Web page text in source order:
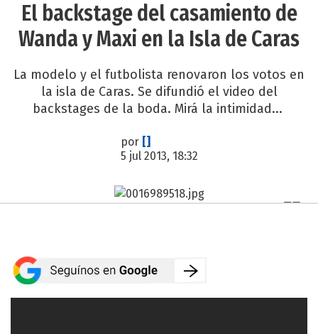
El backstage del casamiento de
Wanda y Maxi en la Isla de Caras
La modelo y el futbolista renovaron los votos en
la isla de Caras. Se difundió el video del
backstages de la boda. Mirá la intimidad...
por []
5 jul 2013, 18:32